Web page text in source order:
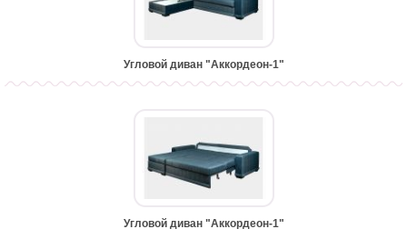
Угловой диван "Аккордеон-1"
Угловой диван "Аккордеон-1"